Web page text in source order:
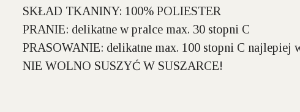
SKŁAD TKANINY: 100% POLIESTER
PRANIE: delikatne w pralce max. 30 stopni C
PRASOWANIE: delikatne max. 100 stopni C najlepiej
NIE WOLNO SUSZYĆ W SUSZARCE!